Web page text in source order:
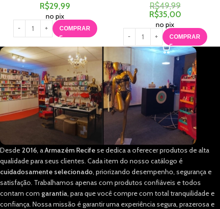
R$29,99
no pix
COMPRAR
R$49,99
R$35,00
no pix
COMPRAR
Desde 2016, aArmazém Recifese dedica a oferecer produtos de alta
qualidade para seus clientes. Cada item do nosso catálogo é
cuidadosamente selecionado, priorizando desempenho, segurança e
satisfação. Trabalhamos apenas com produtos confiáveis e todos
contam com garantia, para que você compre com total tranquilidade e
confiança. Nossa missão é garantir uma experiência segura, prazerosa e